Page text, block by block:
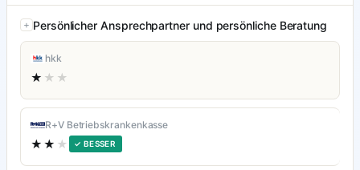
Persönlicher Ansprechpartner und persönliche Beratung
hkk
★ ★★
R+V Betriebskrankenkasse
★★ ★ ✓ BESSER